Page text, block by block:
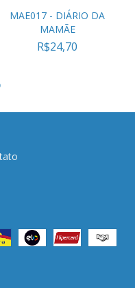
MAE017 - DIÁRIO DA
MAMÃE
R$24,70